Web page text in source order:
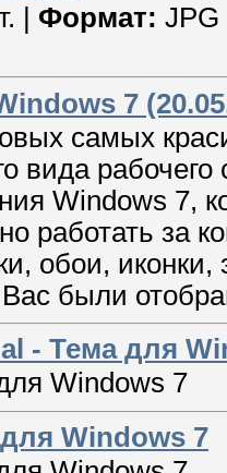
| Формат:
7
самых
вида
Windows 7,
работать за
обои,
Вас были
- Тема для
Windows 7
Windows 7